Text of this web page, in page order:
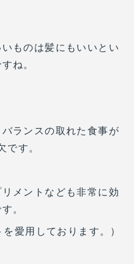
ものは髪にもいいとい
ね。
ランスの取れた食事が
です。
メントなども非常に効
。
愛用しております。）